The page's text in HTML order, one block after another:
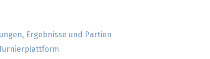
Ergebnisse und Partien